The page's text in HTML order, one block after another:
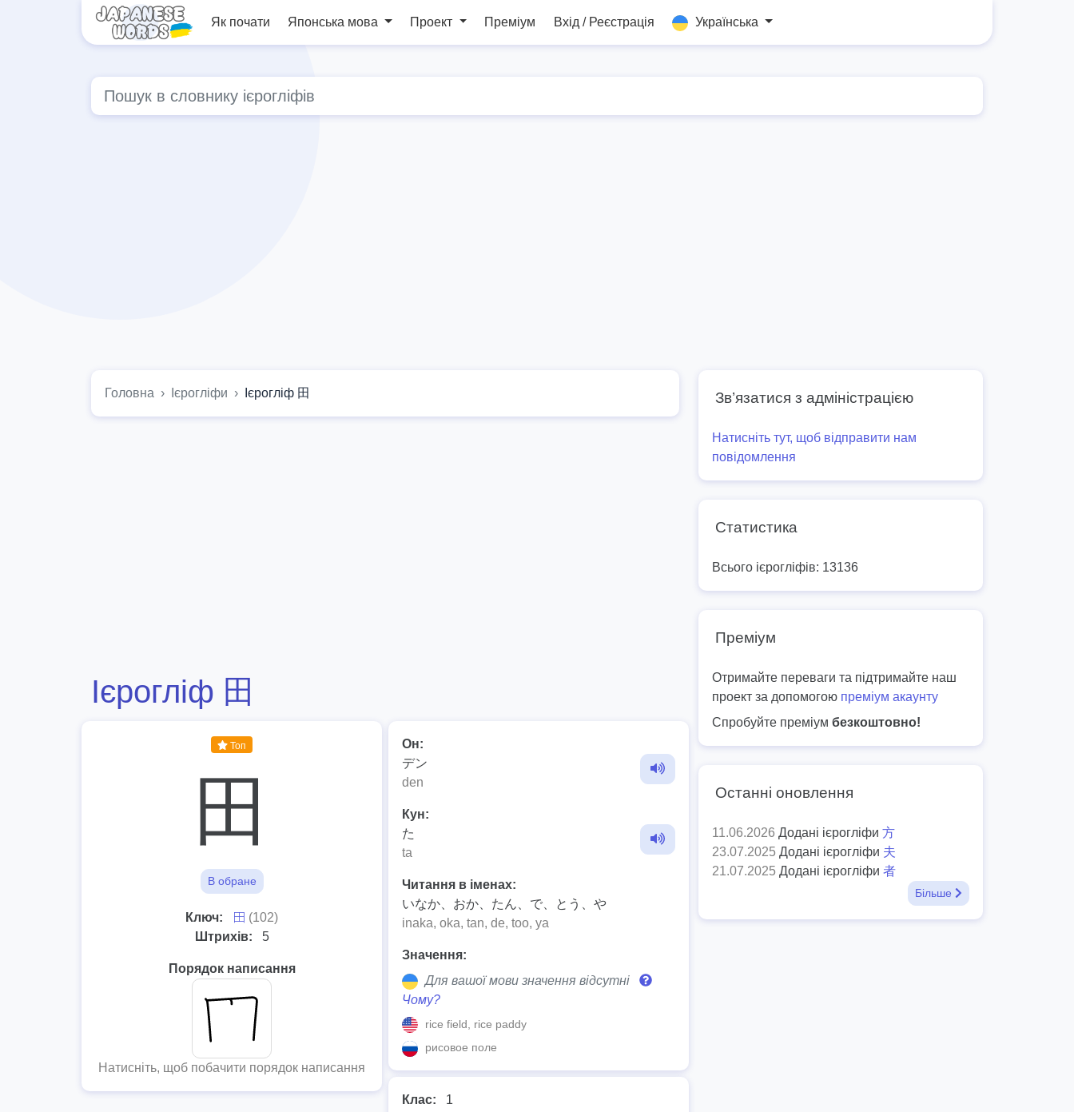
Як почати Японська мова Проект Преміум Вхід / Реєстрація Українська
Головна Ієрогліфи Ієрогліф 田
Ієрогліф 田
Топ
田
В обране
Ключ: ⽥ (102)
Штрихів:
5
Порядок написання
Натисніть, щоб побачити порядок написання
Он:
デン
den
Кун:
た
ta
Читання в іменах:
いなか、おか、たん、で、とう、や
inaka, oka, tan, de, too, ya
Значення:
Для вашої мови значення відсутні
Чому?
rice field, rice paddy
рисовое поле
Клас:
1
Зв’язатися з адміністрацією
Натисніть тут, щоб відправити нам
повідомлення
Статистика
Всього ієрогліфів: 13136
Преміум
Отримайте переваги та підтримайте наш
проект за допомогою преміум акаунту
Спробуйте преміум безкоштовно!
Останні оновлення
11.06.2026 Додані ієрогліфи 方
23.07.2025 Додані ієрогліфи 夫
21.07.2025 Додані ієрогліфи 者
Більше